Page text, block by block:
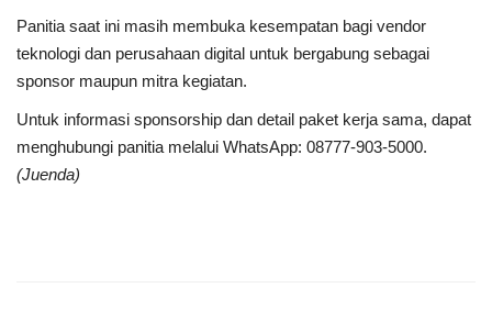
Panitia saat ini masih membuka kesempatan bagi vendor
teknologi dan perusahaan digital untuk bergabung sebagai
sponsor maupun mitra kegiatan.
Untuk informasi sponsorship dan detail paket kerja sama, dapat
menghubungi panitia melalui WhatsApp: 08777-903-5000.
(Juenda)